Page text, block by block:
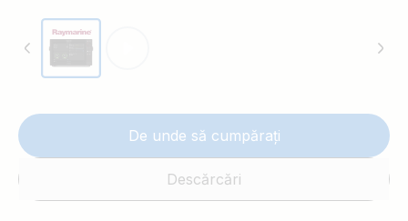
De unde să cumpărați
Descărcări